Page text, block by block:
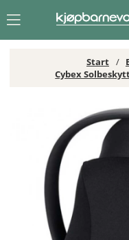
Start
Cybex
Cybex Solbeskyttelse